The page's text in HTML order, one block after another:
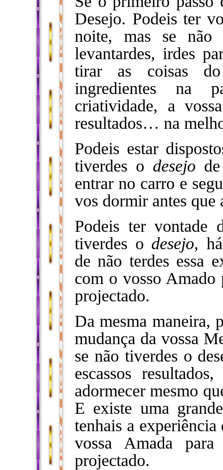
Desejo. Podeis ter
noite, mas se
levantardes, irdes
tirar as coisas
ingredientes na
criatividade, a
resultados… na
Podeis estar
tiverdes o desejo
entrar no carro e
vos dormir antes que
Podeis ter vontade
tiverdes o desejo,
de não terdes essa
com o vosso
projectado.
Da mesma maneira,
mudança da vossa
se não tiverdes o
escassos
adormecer mesmo
E existe uma
tenhais a
vossa Amada
projectado.